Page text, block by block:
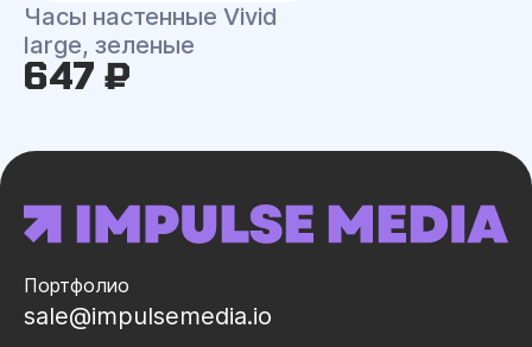
Часы настенные Vivid
large, зеленые
647 ₽
Портфолио
sale@impulsemedia.io